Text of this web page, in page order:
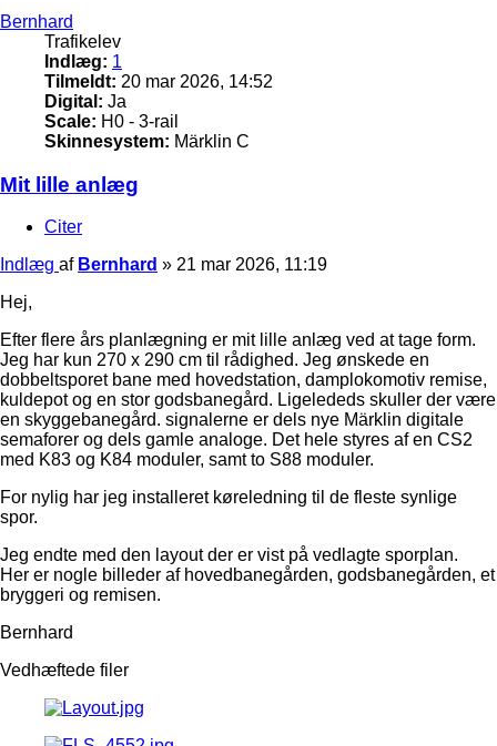
Bernhard
Trafikelev
Indlæg: 1
Tilmeldt: 20 mar 2026, 14:52
Digital: Ja
Scale: H0 - 3-rail
Skinnesystem: Märklin C
Mit lille anlæg
Citer
Indlæg af Bernhard » 21 mar 2026, 11:19
Hej,
Efter flere års planlægning er mit lille anlæg ved at tage form.
Jeg har kun 270 x 290 cm til rådighed. Jeg ønskede en
dobbeltsporet bane med hovedstation, damplokomotiv remise,
kuldepot og en stor godsbanegård. Ligelededs skuller der være
en skyggebanegård. signalerne er dels nye Märklin digitale
semaforer og dels gamle analoge. Det hele styres af en CS2
med K83 og K84 moduler, samt to S88 moduler.
For nylig har jeg installeret køreledning til de fleste synlige
spor.
Jeg endte med den layout der er vist på vedlagte sporplan.
Her er nogle billeder af hovedbanegården, godsbanegården, et
bryggeri og remisen.
Bernhard
Vedhæftede filer